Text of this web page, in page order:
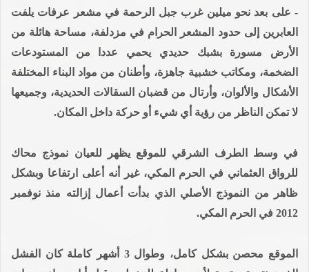
- على بعد نحو ميلين غرب جبل الرحمة في مشعر عرفات يلفت
العابرين إلى حدود المشعر الحرام في مزدلفة، مساحة هائلة من
الأرض مسورة بشبك حديدي يحمي عددا من المستودعات
الضخمة، ومكاتب خشبية جاهزة، وأطنان من مواد البناء المختلفة
الأشكال والألوان، وأرتال من قضبان السقالات الحديدية، وجميعها
لا تمكن الناظر من رؤية أي شيء أو حركة داخل المكان.
في وسط الطرف الشرقي للموقع يظهر للعيان نموذج محاك
للرواق العثماني في الحرم المكي، غير أنه أعلى ارتفاعا وبشكل
ظاهر من النموذج الأصلي الذي بدأت أعمال إزالته منذ نوفمبر
2012 في الحرم المكي.
الموقع محصن بشكل كامل، وطوال 3 أشهر كاملة كان الفشل